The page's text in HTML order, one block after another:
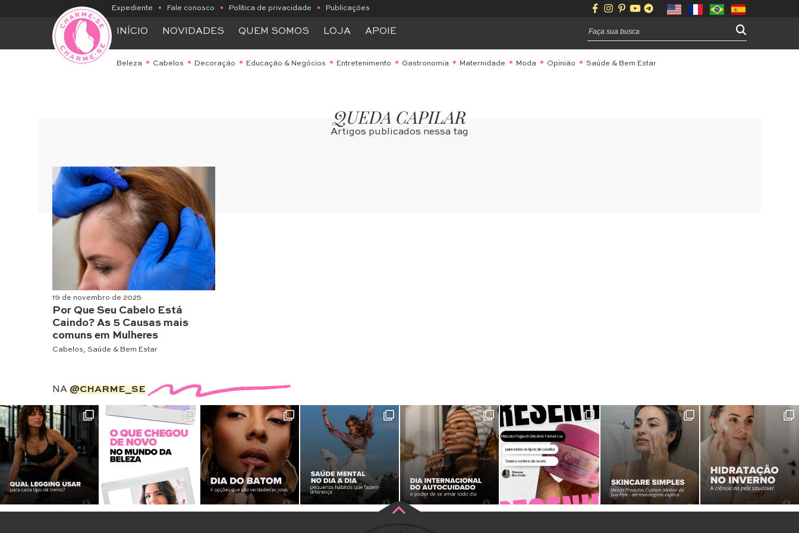
Expediente • Fale conosco • Política de privacidade • Publicações
INÍCIO NOVIDADES QUEM SOMOS LOJA APOIE
Beleza Cabelos Decoração Educação & Negócios Entretenimento Gastronomia Maternidade Moda Opinião Saúde & Bem Estar
QUEDA CAPILAR
Artigos publicados nessa tag
19 de novembro de 2025
Por Que Seu Cabelo Está
Caindo? As 5 Causas mais
comuns em Mulheres
Cabelos, Saúde & Bem Estar
NA @CHARME_SE